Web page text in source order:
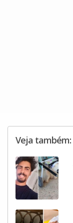
Veja também: